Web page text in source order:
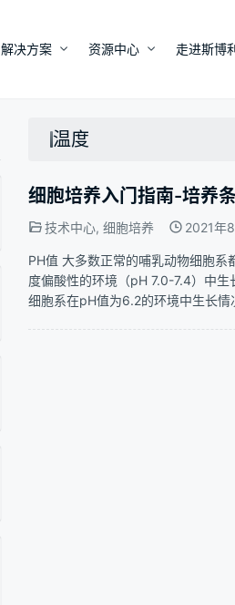
解决方案 资源中心 走进斯博
温度
细胞培养入门指南-培养
技术中心, 细胞培养 2021年
PH值 大多数正常的哺乳动物细胞
度偏酸性的环境（pH 7.0-7.4）中
细胞系在pH值为6.2的环境中生长